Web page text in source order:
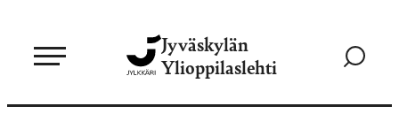
sisältöön
Jyväskylän
Ylioppilaslehti
Siirry